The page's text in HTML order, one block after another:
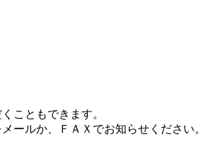
こともできます。
ールか、ＦＡＸでお知らせください。